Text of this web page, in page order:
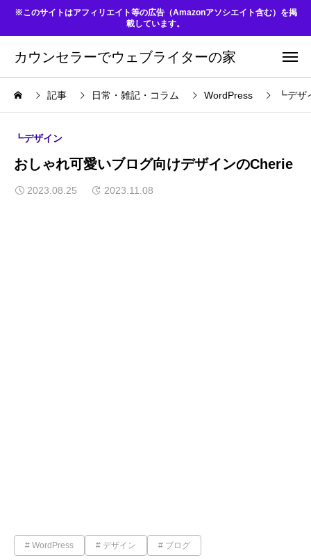
※このサイトはアフィリエイト等の広告（Amazonアソシエイト含む）を掲
載しています。
カウンセラーでウェブライターの家
記事 日常・雑記・コラム WordPress ┗デザ
┗デザイン
おしゃれ可愛いブログ向けデザインのCherie
2023.08.25 2023.11.08
WordPress デザイン ブログ